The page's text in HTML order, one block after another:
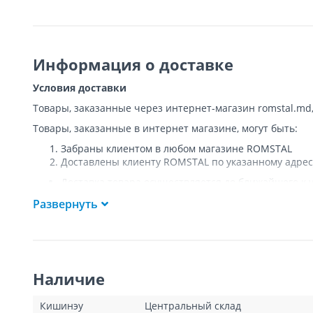
Информация о доставке
Условия доставки
Товары, заказанные через интернет-магазин
Товары, заказанные в интернет магазине, могут быть:
Забраны клиентом в любом магазине ROMSTAL
Доставлены клиенту ROMSTAL по указанному
Доставка товара осуществляется до ближайшего
Подъем товара на этаж или занос в дом
покупатель оплатит стоимость пропущенной
для Кишинева составит 100 леев, а для других
Клиент обязан открыть посылку при доставке и
Развернуть
Наличие
Кишинэу
Центральный склад